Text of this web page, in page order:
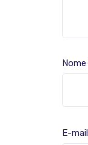
Nome
E-mail